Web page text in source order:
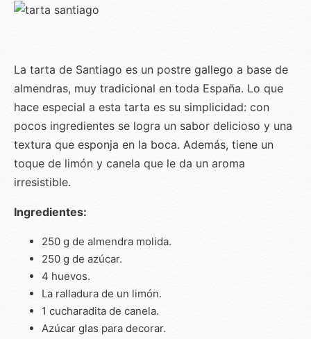
La tarta de Santiago es un postre gallego a base de
almendras, muy tradicional en toda España. Lo que
hace especial a esta tarta es su simplicidad: con
pocos ingredientes se logra un sabor delicioso y una
textura que esponja en la boca. Además, tiene un
toque de limón y canela que le da un aroma
irresistible.
Ingredientes:
250 g de almendra molida.
250 g de azúcar.
4 huevos.
La ralladura de un limón.
1 cucharadita de canela.
Azúcar glas para decorar.